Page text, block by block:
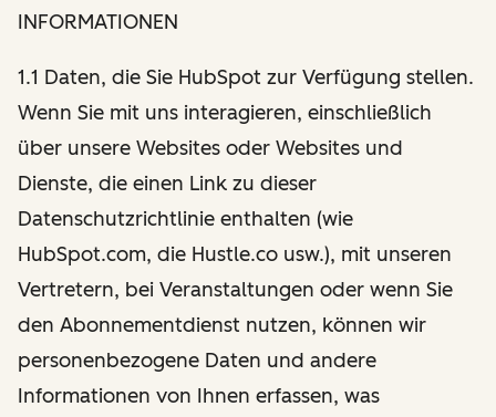
INFORMATIONEN
1.1 Daten, die Sie HubSpot zur Verfügung stellen.
Wenn Sie mit uns interagieren, einschließlich
über unsere Websites oder Websites und
Dienste, die einen Link zu dieser
Datenschutzrichtlinie enthalten (wie
HubSpot.com, die Hustle.co usw.), mit unseren
Vertretern, bei Veranstaltungen oder wenn Sie
den Abonnementdienst nutzen, können wir
personenbezogene Daten und andere
Informationen von Ihnen erfassen, was